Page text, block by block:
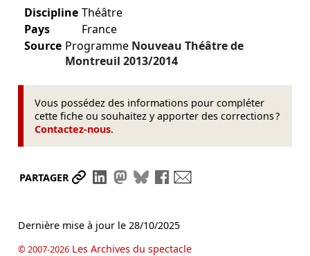
Discipline Théâtre
Pays
France
Source Programme Nouveau Théâtre de
Montreuil 2013/2014
Vous possédez des informations pour compléter
cette fiche ou souhaitez y apporter des corrections ?
Contactez-nous.
PARTAGER Partager le lien
Partager sur LinkedIn
Partager sur Mastodon
Partager sur Bluesky
Partager sur Facebook
Dernière mise à jour le 28/10/2025
© 2007-2026Les Archives du spectacle